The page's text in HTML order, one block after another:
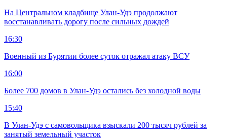
На Центральном кладбище Улан-Удэ продолжают
восстанавливать дорогу после сильных дождей
16:30
Военный из Бурятии более суток отражал атаку ВСУ
16:00
Более 700 домов в Улан-Удэ остались без холодной воды
15:40
В Улан-Удэ с самовольщика взыскали 200 тысяч рублей за
занятый земельный участок